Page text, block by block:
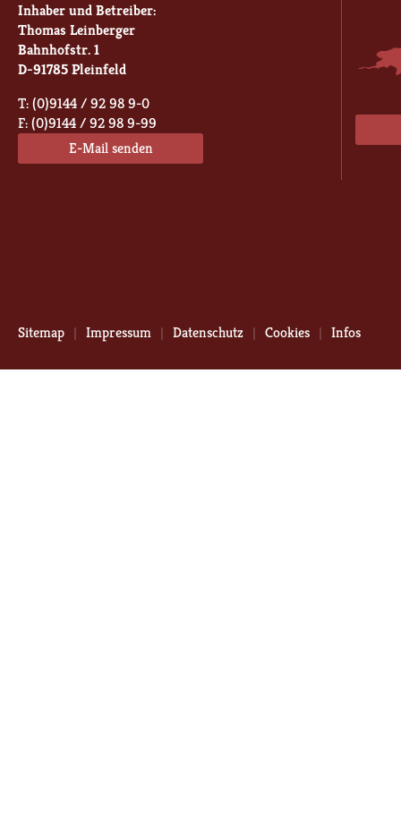
Inhaber und Betreiber:
Thomas Leinberger
Bahnhofstr. 1
D-91785 Pleinfeld
T: (0)9144 / 92 98 9-0
F: (0)9144 / 92 98 9-99
E-Mail senden
Sitemap Impressum Datenschutz Cookies Infos